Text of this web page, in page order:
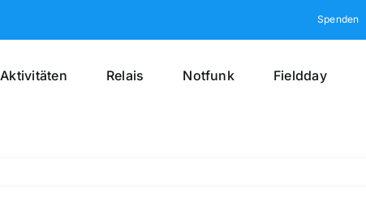
Spenden
Aktivitäten Relais Notfunk Fieldday